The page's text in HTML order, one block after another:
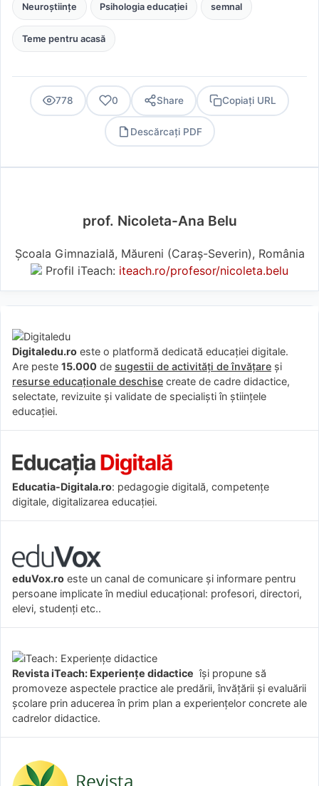
Neuroștiințe Psihologia educației semnal
Teme pentru acasă
778 0 Share Copiați URL
Descărcați PDF
prof. Nicoleta-Ana Belu
Școala Gimnazială, Măureni (Caraş-Severin), România
Profil iTeach: iteach.ro/profesor/nicoleta.belu
Digitaledu.ro este o platformă dedicată educației digitale.
Are peste 15.000 de sugestii de activități de învățare și
resurse educaționale deschise create de cadre didactice,
selectate, revizuite și validate de specialiști în științele
educației.
Educatia-Digitala.ro: pedagogie digitală, competențe
digitale, digitalizarea educației.
eduVox.ro este un canal de comunicare și informare pentru
persoane implicate în mediul educațional: profesori, directori,
elevi, studenți etc..
Revista iTeach: Experienţe didactice îşi propune să
promoveze aspectele practice ale predării, învăţării şi evaluării
şcolare prin aducerea în prim plan a experienţelor concrete ale
cadrelor didactice.